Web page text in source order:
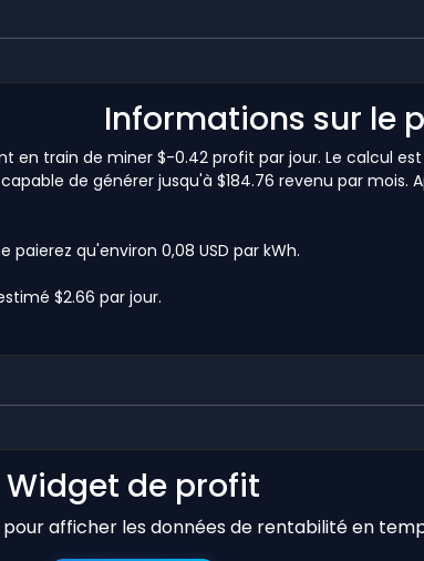
Informations sur le
en train de miner $-0.42 profit par jour. Le calcul
de générer jusqu'à $184.76 revenu par mois.
qu'environ 0,08 USD par kWh.
$2.66 par jour.
Widget de profit
afficher les données de rentabilité en